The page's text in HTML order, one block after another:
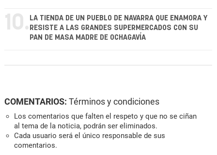
10. LA TIENDA DE UN PUEBLO DE NAVARRA QUE ENAMORA Y
RESISTE A LAS GRANDES SUPERMERCADOS CON SU
PAN DE MASA MADRE DE OCHAGAVÍA
COMENTARIOS: Términos y condiciones
Los comentarios que falten el respeto y que no se ciñan
al tema de la noticia, podrán ser eliminados.
Cada usuario será el único responsable de sus
comentarios.